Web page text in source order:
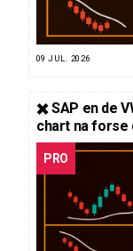
09 JUL. 2026
✖️ SAP en de
chart na forse
PRO